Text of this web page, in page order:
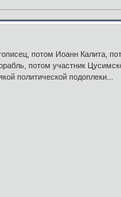
потом Иоанн Калита,
потом участник
политической подоплеки...